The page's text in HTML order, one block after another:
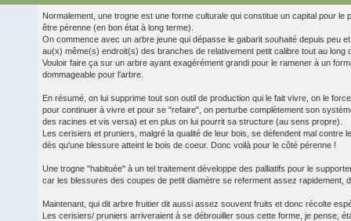
Normalement, une trogne est une forme culturale qui constitue un capital pour
être pérenne (en bon état à long terme).
On commence avec un arbre jeune qui dépasse le gabarit souhaité depuis peu
au(x) même(s) endroit(s) des branches de relativement petit calibre tout au long
Vouloir faire ça sur un arbre ayant exagérément grandi pour le ramener à un
dommageable pour l'arbre.
En résumé, on lui supprime tout son outil de production qui le fait vivre, on le
pour continuer à vivre et pour se "refaire", on perturbe complètement son
des racines et vis versa) et en plus on lui pourrit sa structure (au sens propre).
Les cerisiers et pruniers, malgré la qualité de leur bois, se défendent mal contre
dès qu'une blessure atteint le bois de coeur. Donc voilà pour le côté pérenne !
Une trogne "habituée" à un tel traitement développe des palliatifs pour le
car les blessures des coupes de petit diamètre se referment assez rapidement,
Maintenant, qui dit arbre fruitier dit aussi assez souvent fruits et donc récolte
Les cerisiers/ pruniers arriveraient à se débrouiller sous cette forme, je pense,